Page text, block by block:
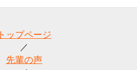
トップページ
先輩の声